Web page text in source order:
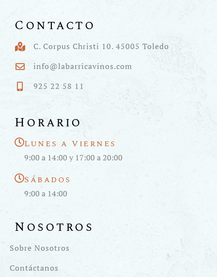
Contacto
C. Corpus Christi 10. 45005 Toledo
info@labarricavinos.com
925 22 58 11
Horario
Lunes a Viernes
9:00 a 14:00 y 17:00 a 20:00
Sábados
9:00 a 14:00
Nosotros
Sobre Nosotros
Contáctanos